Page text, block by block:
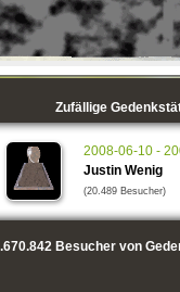
Zufällige
2008-06-10 -
Justin Wenig
(20.489 Besucher)
Besucher von